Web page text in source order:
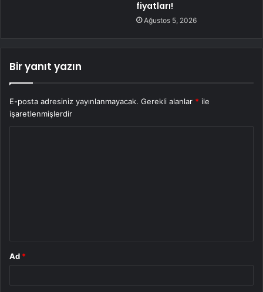
fiyatları!
Ağustos 5, 2026
Bir yanıt yazın
E-posta adresiniz yayınlanmayacak. Gerekli alanlar * ile
işaretlenmişlerdir
Ad *